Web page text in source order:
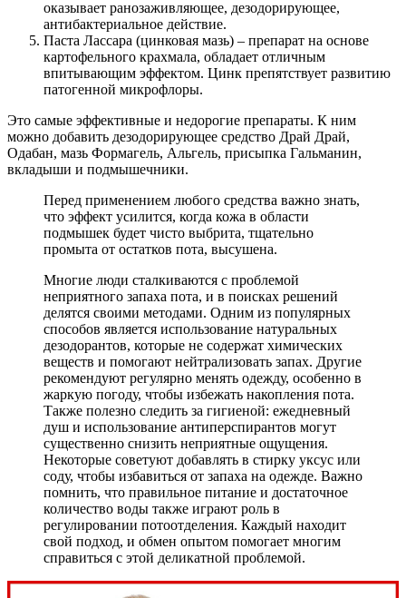
оказывает ранозаживляющее, дезодорирующее,
антибактериальное действие.
Паста Лассара (цинковая мазь) – препарат на основе
картофельного крахмала, обладает отличным
впитывающим эффектом. Цинк препятствует развитию
патогенной микрофлоры.
Это самые эффективные и недорогие препараты. К ним
можно добавить дезодорирующее средство Драй Драй,
Одабан, мазь Формагель, Альгель, присыпка Гальманин,
вкладыши и подмышечники.
Перед применением любого средства важно знать,
что эффект усилится, когда кожа в области
подмышек будет чисто выбрита, тщательно
промыта от остатков пота, высушена.
Многие люди сталкиваются с проблемой
неприятного запаха пота, и в поисках решений
делятся своими методами. Одним из популярных
способов является использование натуральных
дезодорантов, которые не содержат химических
веществ и помогают нейтрализовать запах. Другие
рекомендуют регулярно менять одежду, особенно в
жаркую погоду, чтобы избежать накопления пота.
Также полезно следить за гигиеной: ежедневный
душ и использование антиперспирантов могут
существенно снизить неприятные ощущения.
Некоторые советуют добавлять в стирку уксус или
соду, чтобы избавиться от запаха на одежде. Важно
помнить, что правильное питание и достаточное
количество воды также играют роль в
регулировании потоотделения. Каждый находит
свой подход, и обмен опытом помогает многим
справиться с этой деликатной проблемой.